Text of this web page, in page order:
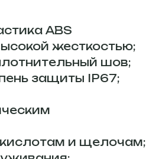
ABS
жесткостью;
шов;
защиты IP67;
и щелочам;